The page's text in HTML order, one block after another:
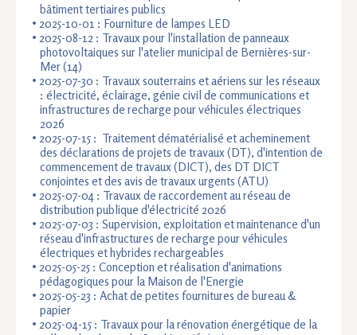
bâtiment tertiaires publics
2025-10-01 : Fourniture de lampes LED
2025-08-12 : Travaux pour l'installation de panneaux
photovoltaiques sur l'atelier municipal de Bernières-sur-
Mer (14)
2025-07-30 : Travaux souterrains et aériens sur les réseaux
: électricité, éclairage, génie civil de communications et
infrastructures de recharge pour véhicules électriques
2026
2025-07-15 : Traitement dématérialisé et acheminement
des déclarations de projets de travaux (DT), d'intention de
commencement de travaux (DICT), des DT DICT
conjointes et des avis de travaux urgents (ATU)
2025-07-04 : Travaux de raccordement au réseau de
distribution publique d'électricité 2026
2025-07-03 : Supervision, exploitation et maintenance d'un
réseau d'infrastructures de recharge pour véhicules
électriques et hybrides rechargeables
2025-05-25 : Conception et réalisation d'animations
pédagogiques pour la Maison de l'Energie
2025-05-23 : Achat de petites fournitures de bureau &
papier
2025-04-15 : Travaux pour la rénovation énergétique de la